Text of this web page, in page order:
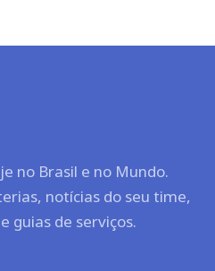
no Brasil e no Mundo.
notícias do seu time,
guias de serviços.